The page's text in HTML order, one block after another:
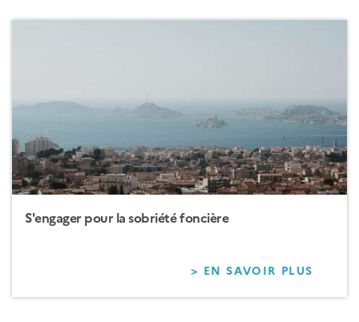
S'engager pour la sobriété foncière
> EN SAVOIR PLUS
POUR